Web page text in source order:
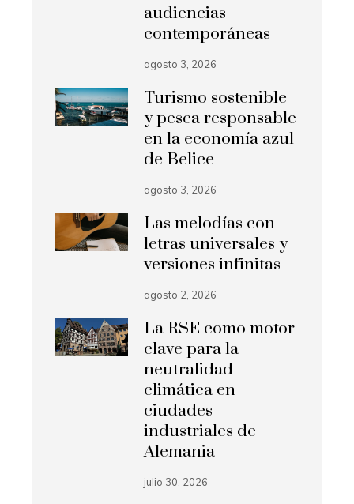
audiencias
contemporáneas
agosto 3, 2026
Turismo sostenible
y pesca responsable
en la economía azul
de Belice
agosto 3, 2026
Las melodías con
letras universales y
versiones infinitas
agosto 2, 2026
La RSE como motor
clave para la
neutralidad
climática en
ciudades
industriales de
Alemania
julio 30, 2026